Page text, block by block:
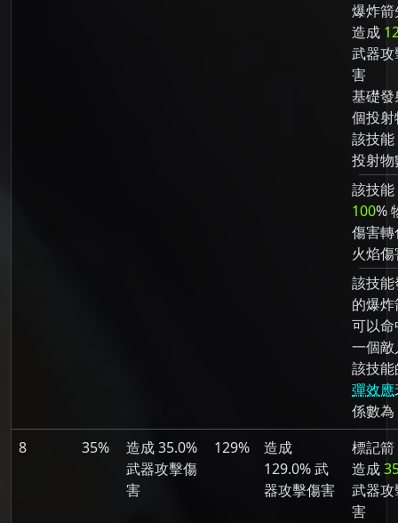
爆炸
造成
武器
害
基礎
個投射
該技能
投射
該技能
100%
傷害
火焰
該技
的爆
可以
一個敵
該技能
彈效應
係數為
8
35%
造成 35.0%
武器攻擊傷
害
129%
造成
129.0% 武
器攻擊傷害
標記箭
造成
武器
害